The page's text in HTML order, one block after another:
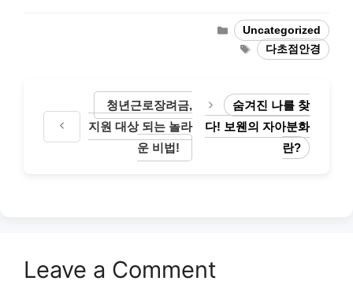
Categories
Uncategorized
Tags다초점안경
청년근로장려금,
지원 대상 되는 놀라
운 비법!
숨겨진 나를 찾
다! 보웬의 자아분화
란?
Leave a Comment